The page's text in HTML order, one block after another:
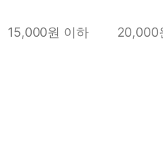
링
트러블/시카
민감/건조/속당
15,000원 이하 20,000